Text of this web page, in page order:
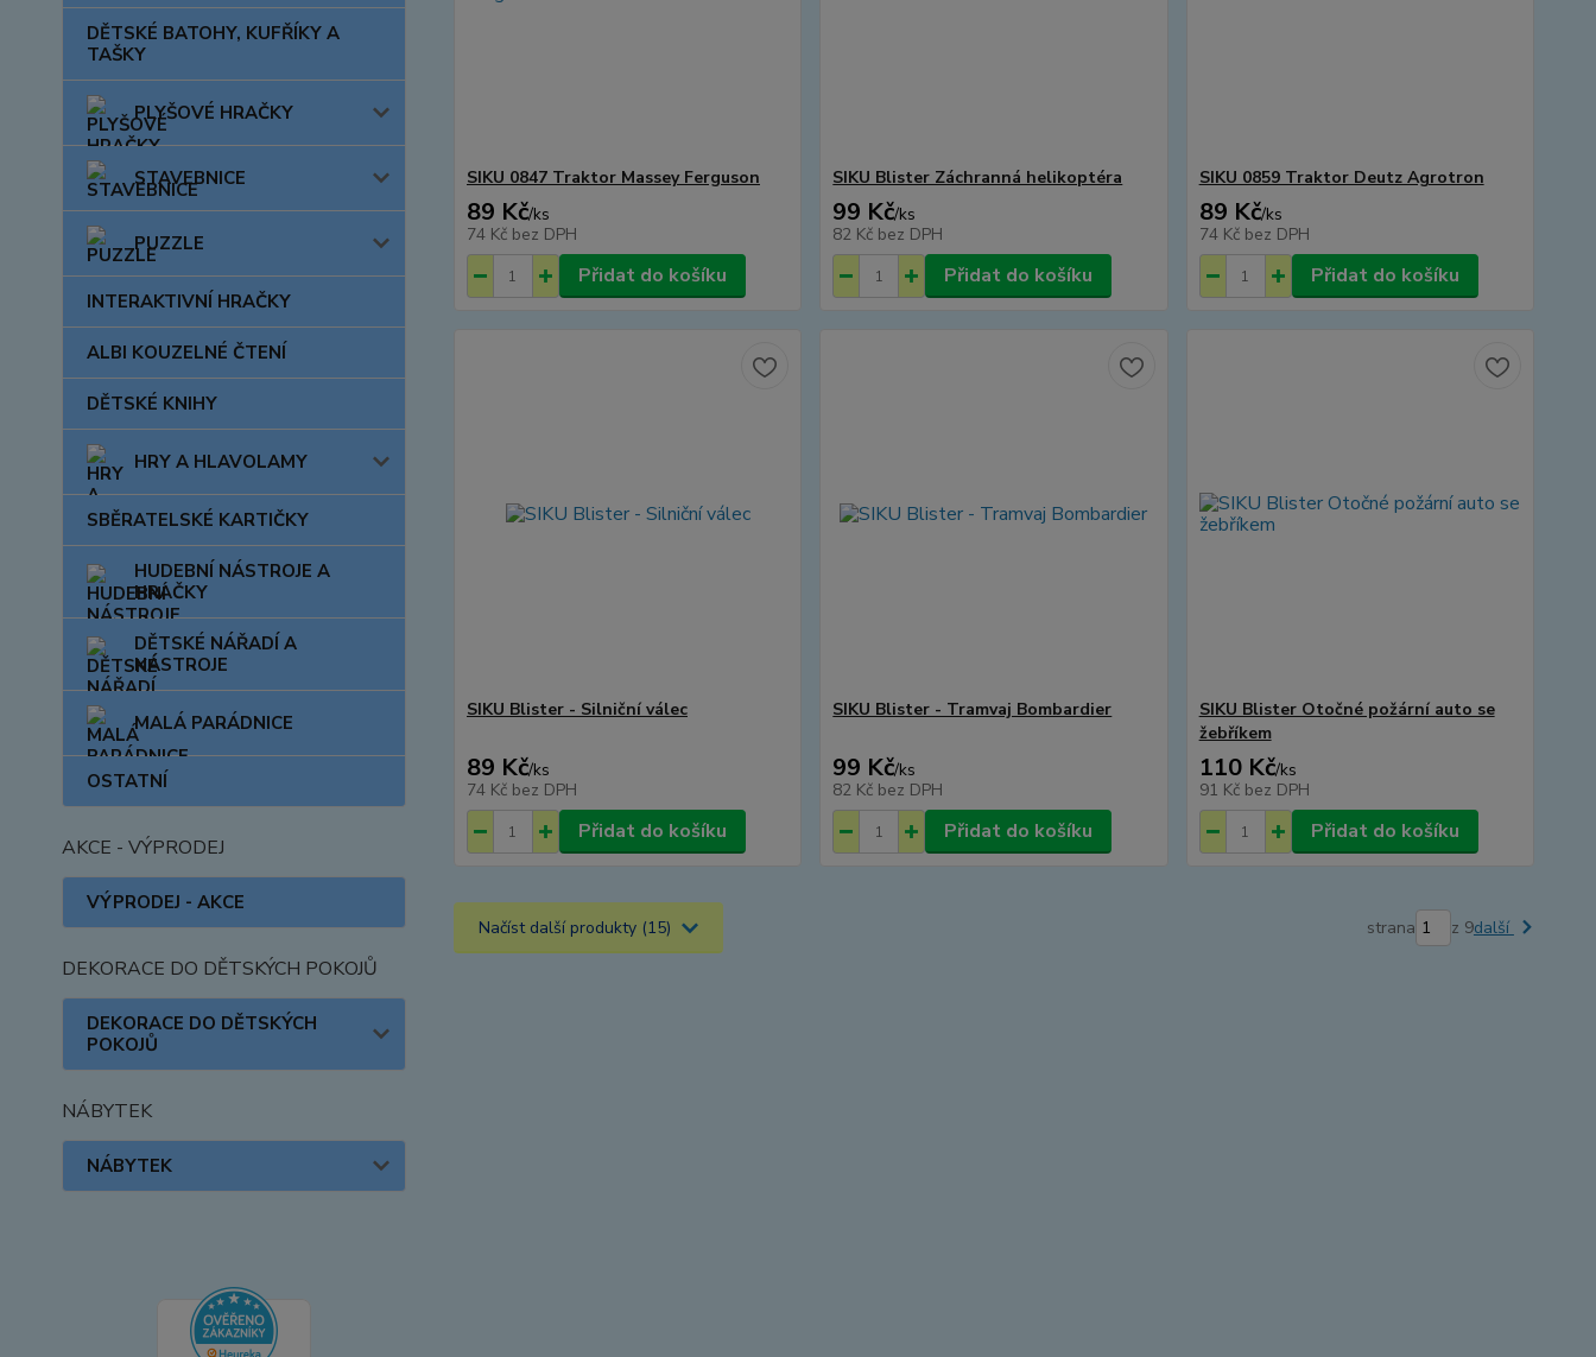
DĚTSKÉ BATOHY, KUFŘÍKY A
TAŠKY
PLYŠOVÉ HRAČKY
STAVEBNICE
PUZZLE
INTERAKTIVNÍ HRAČKY
ALBI KOUZELNÉ ČTENÍ
DĚTSKÉ KNIHY
HRY A HLAVOLAMY
SBĚRATELSKÉ KARTIČKY
HUDEBNÍ NÁSTROJE A
HRAČKY
DĚTSKÉ NÁŘADÍ A
NÁSTROJE
MALÁ PARÁDNICE
OSTATNÍ
AKCE - VÝPRODEJ
VÝPRODEJ - AKCE
DEKORACE DO DĚTSKÝCH POKOJŮ
DEKORACE DO DĚTSKÝCH
POKOJŮ
NÁBYTEK
NÁBYTEK
SIKU 0847 Traktor Massey Ferguson
89 Kč/ks
74 Kč bez DPH
Přidat do košíku
SIKU Blister Záchranná helikoptéra
99 Kč/ks
82 Kč bez DPH
Přidat do košíku
SIKU 0859 Traktor Deutz Agrotron
89 Kč/ks
74 Kč bez DPH
Přidat do košíku
SIKU Blister - Silniční válec
89 Kč/ks
74 Kč bez DPH
Přidat do košíku
SIKU Blister - Tramvaj Bombardier
99 Kč/ks
82 Kč bez DPH
Přidat do košíku
SIKU Blister Otočné požární auto se
žebříkem
110 Kč/ks
91 Kč bez DPH
Přidat do košíku
Načíst další produkty (15) strana z 9další